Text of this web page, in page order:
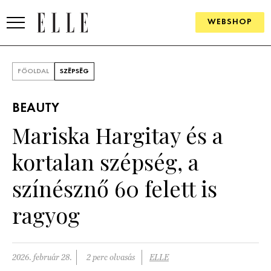
WEBSHOP
SZÉPSÉG
PÁRKAPCSOLAT
FŐOLDAL SZÉPSÉG
BEAUTY
Mariska Hargitay és a
kortalan szépség, a
színésznő 60 felett is
ragyog
2026. február 28. 2 perc olvasás ELLE